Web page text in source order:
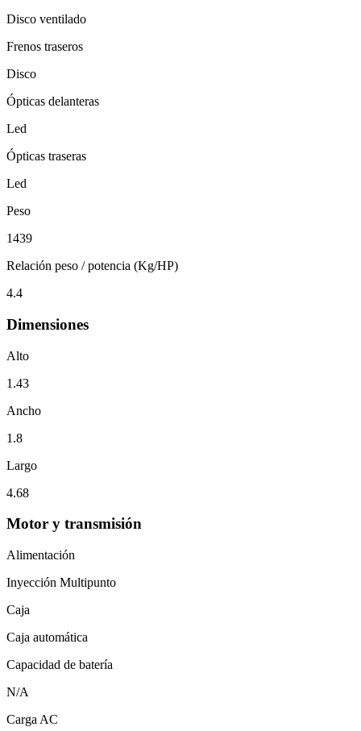
Disco ventilado
Frenos traseros
Disco
Ópticas delanteras
Led
Ópticas traseras
Led
Peso
1439
Relación peso / potencia (Kg/HP)
4.4
Dimensiones
Alto
1.43
Ancho
1.8
Largo
4.68
Motor y transmisión
Alimentación
Inyección Multipunto
Caja
Caja automática
Capacidad de batería
N/A
Carga AC